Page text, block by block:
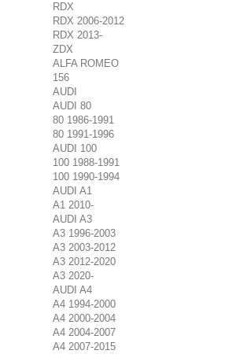
RDX
RDX 2006-2012
RDX 2013-
ZDX
ALFA ROMEO
156
AUDI
AUDI 80
80 1986-1991
80 1991-1996
AUDI 100
100 1988-1991
100 1990-1994
AUDI A1
A1 2010-
AUDI A3
A3 1996-2003
A3 2003-2012
A3 2012-2020
A3 2020-
AUDI A4
A4 1994-2000
A4 2000-2004
A4 2004-2007
A4 2007-2015